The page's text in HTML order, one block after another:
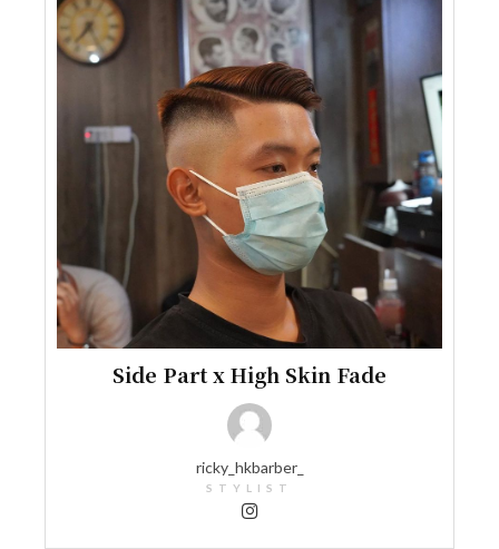
Side Part x High Skin Fade
ricky_hkbarber_
STYLIST